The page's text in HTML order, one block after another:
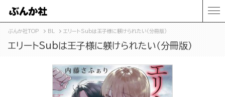
ぶんか社TOP BL エリートSubは王子様に躾けられたい（分冊版）
エリートSubは王子様に躾けられたい（分冊版）